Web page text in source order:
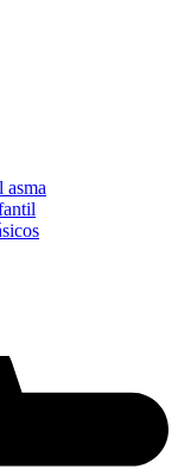
asma